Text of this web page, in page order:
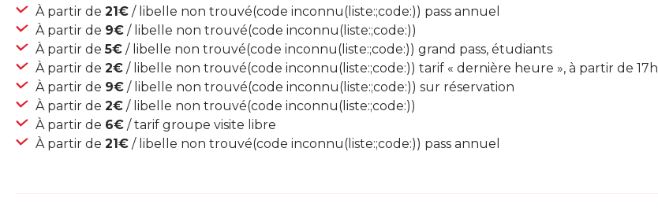
À partir de 21€ / libelle non trouvé(code inconnu(liste:;code:)) pass annuel
À partir de 9€ / libelle non trouvé(code inconnu(liste:;code:))
À partir de5€ / libelle non trouvé(code inconnu(liste:;code:)) grand pass, étudiants
À partir de 2€ / libelle non trouvé(code inconnu(liste:;code:)) tarif « dernière heure », à partir de 17h
À partir de 9€ / libelle non trouvé(code inconnu(liste:;code:)) sur réservation
À partir de 2€ / libelle non trouvé(code inconnu(liste:;code:))
À partir de 6€ / tarif groupe visite libre
À partir de 21€ / libelle non trouvé(code inconnu(liste:;code:)) pass annuel